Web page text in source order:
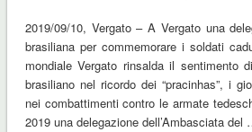
2019/09/10, Vergato – A Vergato una
brasiliana per commemorare i soldati
mondiale Vergato rinsalda il sentimento
brasiliano nel ricordo dei “pracinhas”, i
nei combattimenti contro le armate
2019 una delegazione dell’Ambasciata del